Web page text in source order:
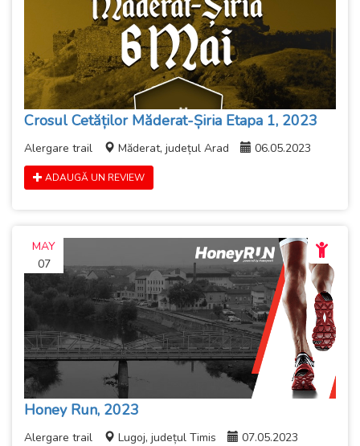
Crosul Cetăților Măderat-Șiria Etapa 1, 2023
Alergare trail Măderat, județul Arad 06.05.2023
ADAUGĂ UN REVIEW
MAY
07
Honey Run, 2023
Alergare trail Lugoj, județul Timis
07.05.2023